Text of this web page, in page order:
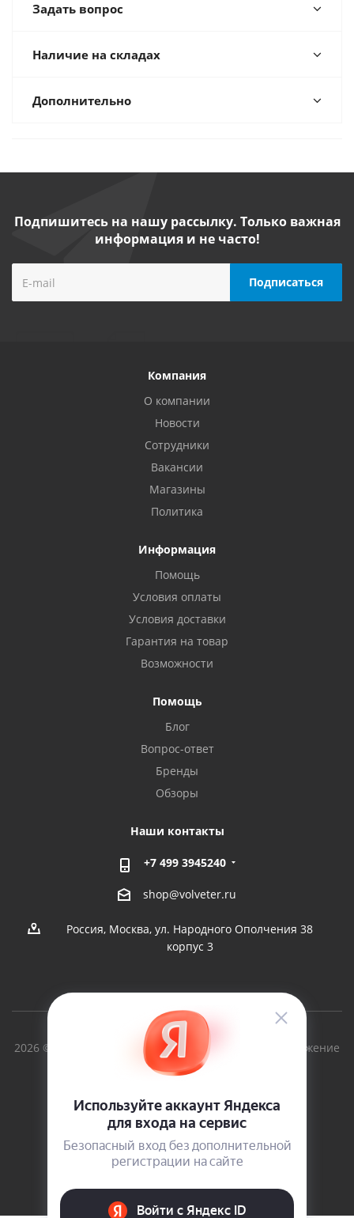
Задать вопрос
Наличие на складах
Дополнительно
Подпишитесь на нашу рассылку. Только важная
информация и не часто!
Компания
О компании
Новости
Сотрудники
Вакансии
Магазины
Политика
Информация
Помощь
Условия оплаты
Условия доставки
Гарантия на товар
Возможности
Помощь
Блог
Вопрос-ответ
Бренды
Обзоры
Наши контакты
+7 499 3945240
shop@volveter.ru
Россия, Москва, ул. Народного Ополчения 38
корпус 3
2026 © Вольный Ветер - производство судов и снаряжение
для туризма с 1997г.
Версия для печати